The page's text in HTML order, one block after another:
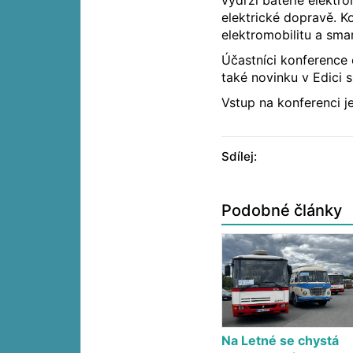
elektrické dopravě.
elektromobilitu a
Účastníci
také novinku v Edici
Vstup na konferenci
Sdílej:
Podobné články
Na Letné se chystá